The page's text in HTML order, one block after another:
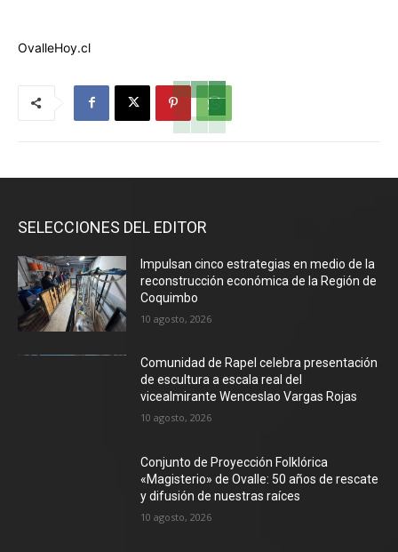
OvalleHoy.cl
SELECCIONES DEL EDITOR
Impulsan cinco estrategias en medio de la
reconstrucción económica de la Región de
Coquimbo
10 agosto, 2026
Comunidad de Rapel celebra presentación
de escultura a escala real del
vicealmirante Wenceslao Vargas Rojas
10 agosto, 2026
Conjunto de Proyección Folklórica
«Magisterio» de Ovalle: 50 años de rescate
y difusión de nuestras raíces
10 agosto, 2026